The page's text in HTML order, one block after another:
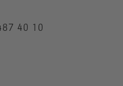
40 10